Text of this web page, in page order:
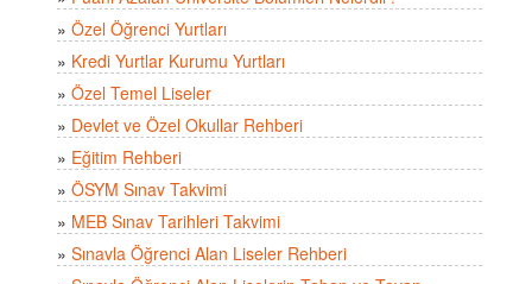
» Özel Öğrenci Yurtları
» Kredi Yurtlar Kurumu Yurtları
» Özel Temel Liseler
» Devlet ve Özel Okullar Rehberi
» Eğitim Rehberi
» ÖSYM Sınav Takvimi
» MEB Sınav Tarihleri Takvimi
» Sınavla Öğrenci Alan Liseler Rehberi